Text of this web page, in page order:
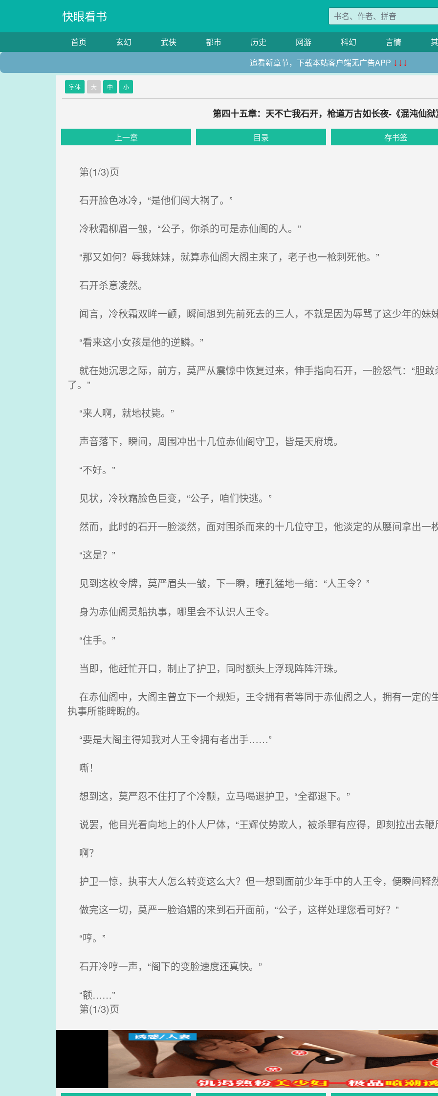
快眼看书
首页 玄幻 武侠 都市 历史 网游 科幻 言情
追看新章节，下载本站客户端无广告APP ↓↓↓
字体 大 中 小
第四十五章：天不亡我石开，枪道万古如长夜-《混沌仙狱
上一章 目录 存书签
第(1/3)页
石开脸色冰冷，“是他们闯大祸了。”
冷秋霜柳眉一皱，“公子，你杀的可是赤仙阁的人。”
“那又如何？辱我妹妹，就算赤仙阁大阁主来了，老子也一枪刺死他。”
石开杀意凌然。
闻言，冷秋霜双眸一颤，瞬间想到先前死去的三人，不就是因为辱骂了这少年的妹
“看来这小女孩是他的逆鳞。”
就在她沉思之际，前方，莫严从震惊中恢复过来，伸手指向石开，一脸怒气：“胆
了。”
“来人啊，就地杖毙。”
声音落下，瞬间，周围冲出十几位赤仙阁守卫，皆是天府境。
“不好。”
见状，冷秋霜脸色巨变，“公子，咱们快逃。”
然而，此时的石开一脸淡然，面对围杀而来的十几位守卫，他淡定的从腰间拿出一
“这是？”
见到这枚令牌，莫严眉头一皱，下一瞬，瞳孔猛地一缩：“人王令？”
身为赤仙阁灵船执事，哪里会不认识人王令。
“住手。”
当即，他赶忙开口，制止了护卫，同时额头上浮现阵阵汗珠。
在赤仙阁中，大阁主曾立下一个规矩，王令拥有者等同于赤仙阁之人，拥有一定的
执事所能睥睨的。
“要是大阁主得知我对人王令拥有者出手……”
嘶！
想到这，莫严忍不住打了个冷颤，立马喝退护卫，“全都退下。”
说罢，他目光看向地上的仆人尸体，“王辉仗势欺人，被杀罪有应得，即刻拉出去鞭
啊？
护卫一惊，执事大人怎么转变这么大？但一想到面前少年手中的人王令，便瞬间释
做完这一切，莫严一脸谄媚的来到石开面前，“公子，这样处理您看可好？”
“哼。”
石开冷哼一声，“阁下的变脸速度还真快。”
“额……”
第(1/3)页